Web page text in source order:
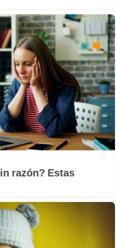
razón? Estas